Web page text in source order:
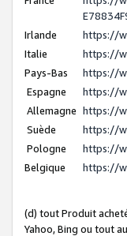
Irlande
https://
Italie
https://
Pays-Bas
https://
Espagne
https://
Allemagne https://
Suède
https://
Pologne
https://
Belgique
https://
(d) tout Produit
Yahoo, Bing ou tout